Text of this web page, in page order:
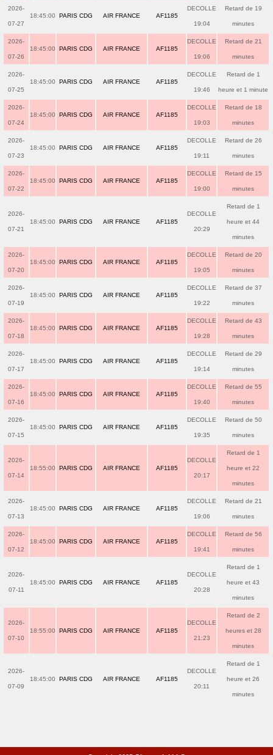
2026-
07-27
18:45:00 PARIS CDG AIR FRANCE AF1185
DECOLLE
19:04
Retard de 19
minutes
2026-
07-26
18:45:00 PARIS CDG AIR FRANCE AF1185
DECOLLE
19:06
Retard de 21
minutes
2026-
07-25
18:45:00 PARIS CDG AIR FRANCE AF1185
DECOLLE
19:46
Retard de 1
heure et 1 minute
2026-
07-24
18:45:00 PARIS CDG AIR FRANCE AF1185
DECOLLE
19:03
Retard de 18
minutes
2026-
07-23
18:45:00 PARIS CDG AIR FRANCE AF1185
DECOLLE
19:11
Retard de 26
minutes
2026-
07-22
18:45:00 PARIS CDG AIR FRANCE AF1185
DECOLLE
19:00
Retard de 15
minutes
2026-
07-21
18:45:00 PARIS CDG AIR FRANCE AF1185
DECOLLE
20:29
Retard de 1
heure et 44
minutes
2026-
07-20
18:45:00 PARIS CDG AIR FRANCE AF1185
DECOLLE
19:05
Retard de 20
minutes
2026-
07-19
18:45:00 PARIS CDG AIR FRANCE AF1185
DECOLLE
19:22
Retard de 37
minutes
2026-
07-18
18:45:00 PARIS CDG AIR FRANCE AF1185
DECOLLE
19:28
Retard de 43
minutes
2026-
07-17
18:45:00 PARIS CDG AIR FRANCE AF1185
DECOLLE
19:14
Retard de 29
minutes
2026-
07-16
18:45:00 PARIS CDG AIR FRANCE AF1185
DECOLLE
19:40
Retard de 55
minutes
2026-
07-15
18:45:00 PARIS CDG AIR FRANCE AF1185
DECOLLE
19:35
Retard de 50
minutes
2026-
07-14
18:55:00 PARIS CDG AIR FRANCE AF1185
DECOLLE
20:17
Retard de 1
heure et 22
minutes
2026-
07-13
18:45:00 PARIS CDG AIR FRANCE AF1185
DECOLLE
19:06
Retard de 21
minutes
2026-
07-12
18:45:00 PARIS CDG AIR FRANCE AF1185
DECOLLE
19:41
Retard de 56
minutes
2026-
07-11
18:45:00 PARIS CDG AIR FRANCE AF1185
DECOLLE
20:28
Retard de 1
heure et 43
minutes
2026-
07-10
18:55:00 PARIS CDG AIR FRANCE AF1185
DECOLLE
21:23
Retard de 2
heures et 28
minutes
2026-
07-09
18:45:00 PARIS CDG AIR FRANCE AF1185
DECOLLE
20:11
Retard de 1
heure et 26
minutes